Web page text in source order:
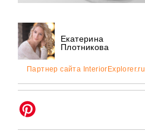
Екатерина
Плотникова
Партнер сайта InteriorExplorer.ru